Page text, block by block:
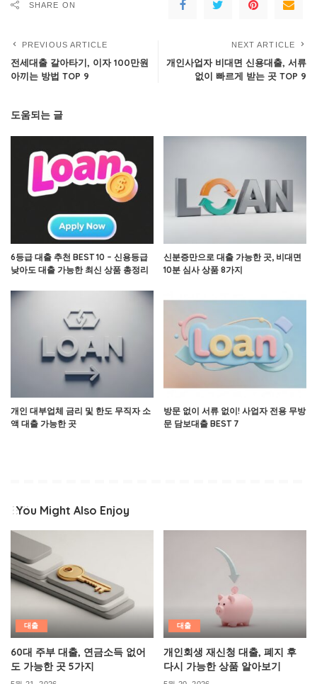
SHARE ON
PREVIOUS ARTICLE
전세대출 갈아타기, 이자 100만원
아끼는 방법 TOP 9
NEXT ARTICLE
개인사업자 비대면 신용대출, 서류
없이 빠르게 받는 곳 TOP 9
도움되는 글
6등급 대출 추천 BEST 10 – 신용등급
낮아도 대출 가능한 최신 상품 총정리
신분증만으로 대출 가능한 곳, 비대면
10분 심사 상품 8가지
개인 대부업체 금리 및 한도 무직자 소
액 대출 가능한 곳
방문 없이 서류 없이! 사업자 전용 무방
문 담보대출 BEST 7
You Might Also Enjoy
대출
60대 주부 대출, 연금소득 없어
도 가능한 곳 5가지
대출
개인회생 재신청 대출, 폐지 후
다시 가능한 상품 알아보기